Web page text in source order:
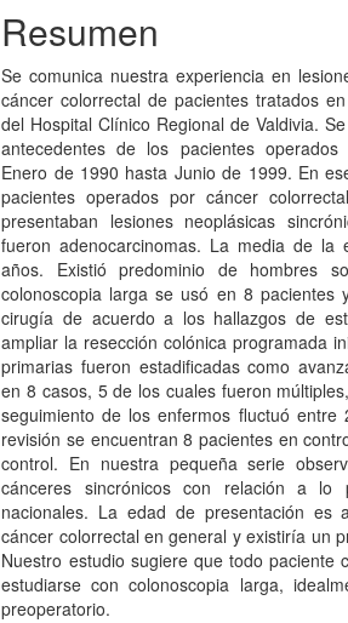
Resumen
Se comunica nuestra experiencia en
cáncer colorrectal de pacientes tratados
del Hospital Clínico Regional de Valdivia.
antecedentes de los pacientes
Enero de 1990 hasta Junio de 1999. En
pacientes operados por cáncer
presentaban lesiones neoplásicas
fueron adenocarcinomas. La media de
años. Existió predominio de hombres
colonoscopia larga se usó en 8
cirugía de acuerdo a los hallazgos de
ampliar la resección colónica programada
primarias fueron estadificadas como
en 8 casos, 5 de los cuales fueron
seguimiento de los enfermos fluctuó
revisión se encuentran 8 pacientes en
control. En nuestra pequeña serie
cánceres sincrónicos con relación a lo
nacionales. La edad de presentación es
cáncer colorrectal en general y existiría un
Nuestro estudio sugiere que todo paciente
estudiarse con colonoscopia larga,
preoperatorio.